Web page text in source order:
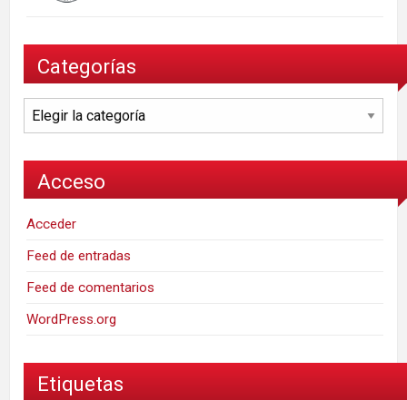
Categorías
Categorías
Acceso
Acceder
Feed de entradas
Feed de comentarios
WordPress.org
Etiquetas